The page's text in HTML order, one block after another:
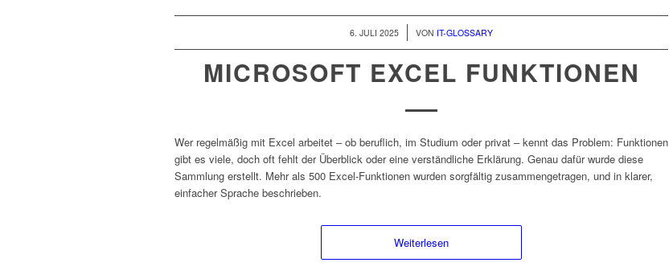
6. JULI 2025 VON IT-GLOSSARY
MICROSOFT EXCEL FUNKTIONEN
Wer regelmäßig mit Excel arbeitet – ob beruflich, im Studium oder privat – kennt das Problem: Funktionen
gibt es viele, doch oft fehlt der Überblick oder eine verständliche Erklärung. Genau dafür wurde diese
Sammlung erstellt. Mehr als 500 Excel-Funktionen wurden sorgfältig zusammengetragen, und in klarer,
einfacher Sprache beschrieben.
Weiterlesen